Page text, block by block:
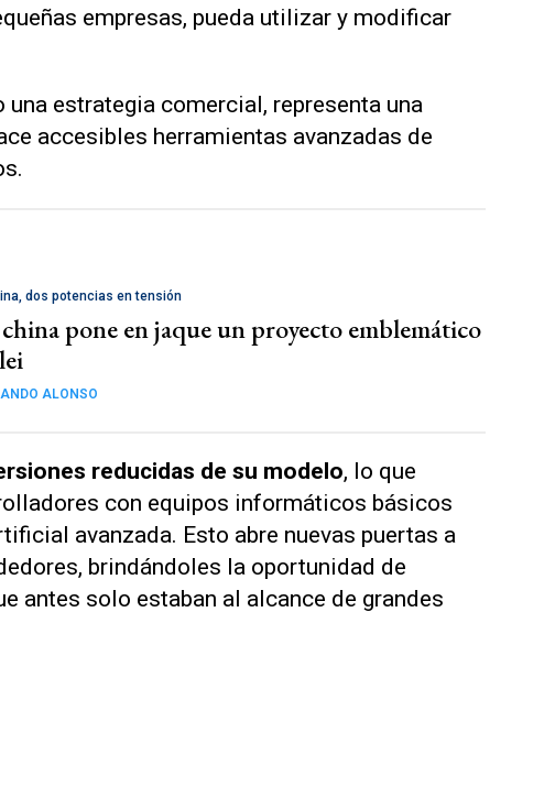
empresas, pueda utilizar y modificar
estrategia comercial, representa una
accesibles herramientas avanzadas de
dos potencias en tensión
pone en jaque un proyecto emblemático
ALONSO
reducidas de su modelo, lo que
con equipos informáticos básicos
avanzada. Esto abre nuevas puertas a
brindándoles la oportunidad de
antes solo estaban al alcance de grandes